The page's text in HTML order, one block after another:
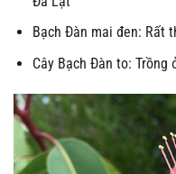
Bạch Đàn mai đen: Rất
Cây Bạch Đàn to: Trồng